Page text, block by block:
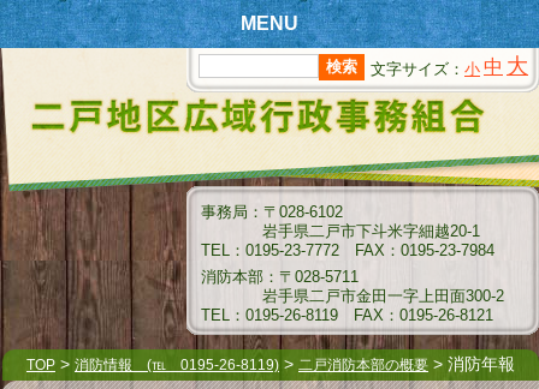
文字サイズ： 小 中 大
事務局：〒028-6102
岩手県二戸市下斗米字細越20-1
TEL：0195-23-7772 FAX：0195-23-7984
消防本部：〒028-5711
岩手県二戸市金田一字上田面300-2
TEL：0195-26-8119 FAX：0195-26-8121
TOP > 消防情報 (℡ 0195-26-8119) > 二戸消防本部の概要 > 消防年報
MENU
新着情報
組合情報
消防情報
クリーンセンター情報
衛生センター情報